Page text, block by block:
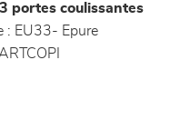
portes coulissantes
: EU33- Epure
ARTCOPI